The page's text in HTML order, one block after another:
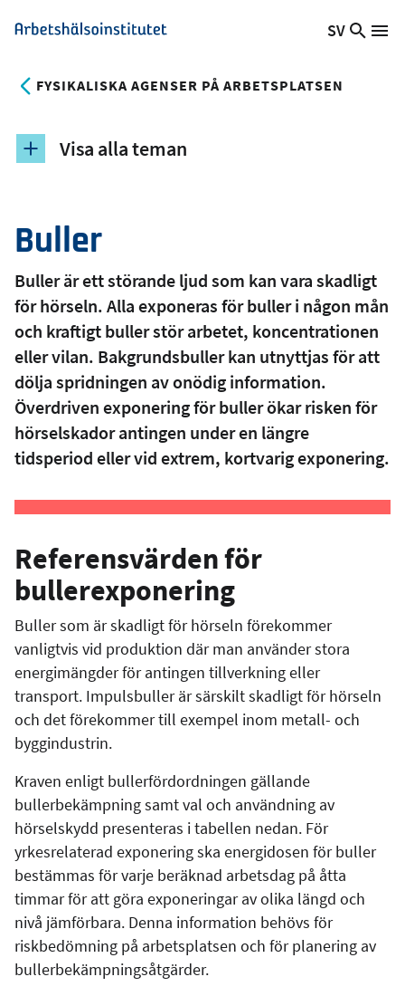
Hoppa
till
Arbetshälsoinstitutet
Växla
Aktuellt
språk:
SV
Sök
FYSIKALISKA AGENSER PÅ ARBETSPLATSEN
Buller
Buller är ett störande ljud som kan vara skadligt
för hörseln. Alla exponeras för buller i någon mån
och kraftigt buller stör arbetet, koncentrationen
eller vilan. Bakgrundsbuller kan utnyttjas för att
dölja spridningen av onödig information.
Överdriven exponering för buller ökar risken för
hörselskador antingen under en längre
tidsperiod eller vid extrem, kortvarig exponering.
Referensvärden för
bullerexponering
Buller som är skadligt för hörseln förekommer
vanligtvis vid produktion där man använder stora
energimängder för antingen tillverkning eller
transport. Impulsbuller är särskilt skadligt för hörseln
och det förekommer till exempel inom metall- och
byggindustrin.
Kraven enligt bullerfördordningen gällande
bullerbekämpning samt val och användning av
hörselskydd presenteras i tabellen nedan. För
yrkesrelaterad exponering ska energidosen för buller
bestämmas för varje beräknad arbetsdag på åtta
timmar för att göra exponeringar av olika längd och
nivå jämförbara. Denna information behövs för
riskbedömning på arbetsplatsen och för planering av
bullerbekämpningsåtgärder.
Visa alla teman